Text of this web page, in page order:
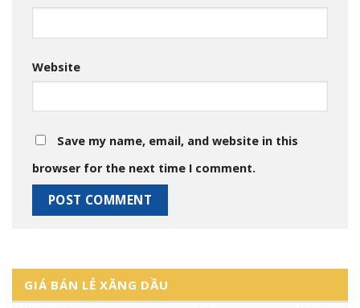
GIÁ BÁN LẺ XĂNG DẦU
Website
Save my name, email, and website in this
browser for the next time I comment.